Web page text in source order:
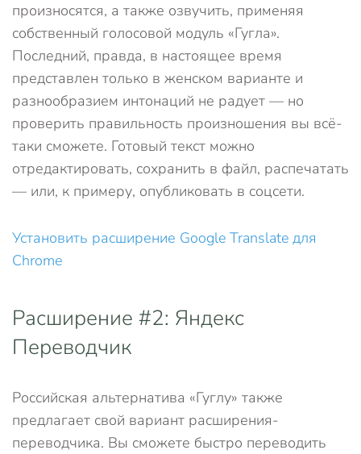
произносятся, а также озвучить, применяя
собственный голосовой модуль «Гугла».
Последний, правда, в настоящее время
представлен только в женском варианте и
разнообразием интонаций не радует — но
проверить правильность произношения вы всё-
таки сможете. Готовый текст можно
отредактировать, сохранить в файл, распечатать
— или, к примеру, опубликовать в соцсети.
Установить расширение Google Translate для
Chrome
Расширение #2: Яндекс
Переводчик
Российская альтернатива «Гуглу» также
предлагает свой вариант расширения-
переводчика. Вы сможете быстро переводить